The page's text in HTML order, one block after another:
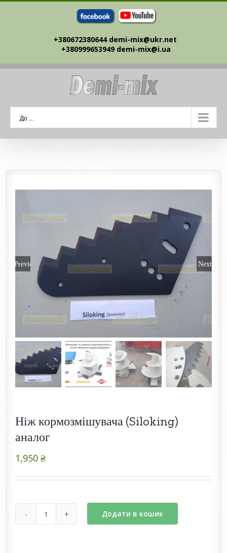
+380672380644 demi-mix@ukr.net ‎
+380999653949 demi-mix@i.ua
До ...
Previous Next
Ніж кормозмішувача (Siloking)
аналог
1,950 ₴
Ніж
Додати в кошик